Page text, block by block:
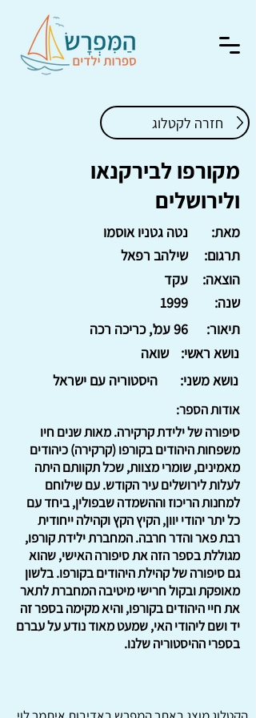
חזרה לקטלוג
מקורפו לבירקנאו
ולירושלים
נטה גטניו אוסמו
מאת:
שילהב רפאל
תרגום:
עקד
הוצאה:
1999
שנה:
96 עמ', כריכה רכה
תיאור:
שואה
נושא ראשי:
היסטוריה עם ישראל
נושא משני:
אודות הספר:
סיפורה של ילידת קרקירה. מאות שנים חיו
משפחות היהודים בקורפו (קרקירה) כיהודים
מאמינים, שומרי מצוות, שכל תקוותם היתה
לעלות לירושלים עיר הקודש. עם שילוחם
למחנות הריכוז וההשמדה שבפולין, ביחד עם
כל יתר יהודי יוון, הקיץ הקץ וקהילה ייחודית
רבת פאר והדר חרבה. המחברת ילידת קורפו,
מגוללת בספר הזה את סיפורה האישי, שהוא
גם סיפורה של קהילת היהודים בקורפו. בלשון
מאופקת ובקול חרישי מיטיבה המחברת לתאר
את חיי היהודים בקורפו, והיא מקימה בספר זה
יד ושם ליהודי האי, שמעט מאוד נודע על עברם
בספרי ההיסטוריה שלנו.